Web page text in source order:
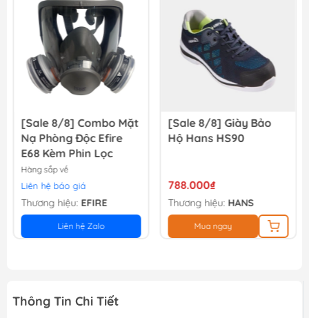
13.500₫ 15.000₫
[Sale 8/8] Combo Mặt
Nạ Phòng Độc Efire
E68 Kèm Phin Lọc
Hàng sắp về
Liên hệ báo giá
Thương hiệu: EFIRE
Liên hệ Zalo
[Sale 8/8] Giày Bảo
Hộ Hans HS90
788.000₫
Thương hiệu: HANS
Mua ngay
Thông Tin Chi Tiết